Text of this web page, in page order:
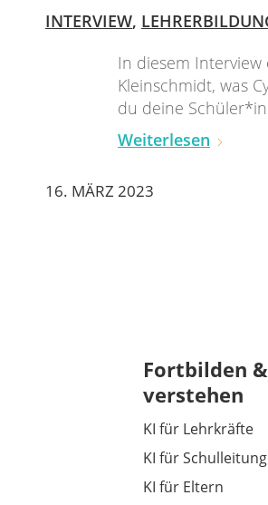
INTERVIEW,
In diesem
Kleinschmidt, was
du deine
Weiterlesen
16. MÄRZ 2023
Fortbilden
verstehen
KI für Lehrkräfte
KI für
KI für Eltern